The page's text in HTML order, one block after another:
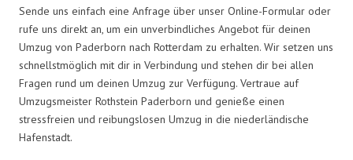
Sende uns einfach eine Anfrage über unser Online-Formular oder
rufe uns direkt an, um ein unverbindliches Angebot für deinen
Umzug von Paderborn nach Rotterdam zu erhalten. Wir setzen uns
schnellstmöglich mit dir in Verbindung und stehen dir bei allen
Fragen rund um deinen Umzug zur Verfügung. Vertraue auf
Umzugsmeister Rothstein Paderborn und genieße einen
stressfreien und reibungslosen Umzug in die niederländische
Hafenstadt.